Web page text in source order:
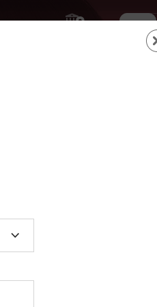
ES
están acreditadas en más
de las normas nacionales